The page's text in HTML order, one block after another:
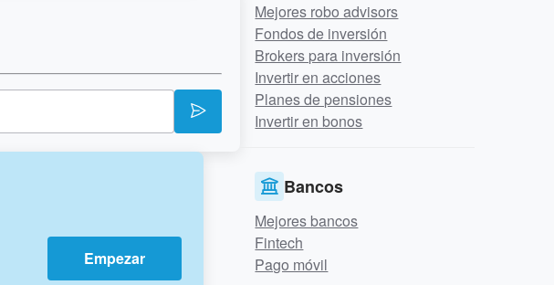
Empezar
Mejores robo advisors
Fondos de inversión
Brokers para inversión
Invertir en acciones
Planes de pensiones
Invertir en bonos
Bancos
Mejores bancos
Fintech
Pago móvil